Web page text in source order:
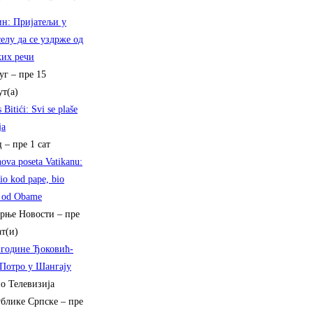
Приjатељи у
да се уздрже од
речи
– пре 15
Bitići: Svi se plaše
– пре 1 сат
poseta Vatikanu:
kod pape, bio
Obame
Новости – пре
Ђоковић-
у Шангају
Телевизија
Српске – пре